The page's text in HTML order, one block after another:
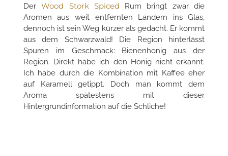
DerWood Stork Spiced Rum bringt zwar die
Aromen aus weit entfernten Ländern ins Glas,
dennoch ist sein Weg kürzer als gedacht. Er kommt
aus dem Schwarzwald! Die Region hinterlässt
Spuren im Geschmack: Bienenhonig aus der
Region. Direkt habe ich den Honig nicht erkannt.
Ich habe durch die Kombination mit Kaffee eher
auf Karamell getippt. Doch man kommt dem
Aroma spätestens mit dieser
Hintergrundinformation auf die Schliche!